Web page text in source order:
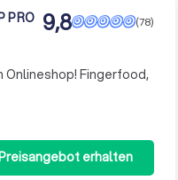
PRO (78)
9,8
Onlineshop! Fingerfood,
erhalten